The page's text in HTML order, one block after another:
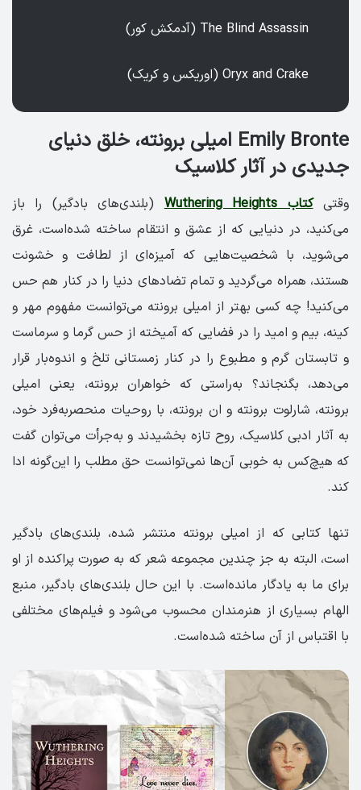
The Blind Assassin (آدمکش کور)
Oryx and Crake (اوریکس و کریک)
Emily Bronte امیلی برونته، خلق دنیای
جدیدی در آثار کلاسیک
وقتیکتاب Wuthering Heights
(بلندی‌های بادگیر) را باز
می‌کنید، در دنیایی که از عشق و انتقام ساخته شده‌است، غرق
می‌شوید، با شخصیت‌هایی که آمیزه‌ای از لطافت و خشونت
هستند، همراه می‌گردید و تمام تضادهای دنیا را در کنار هم حس
می‌کنید! چه کسی بهتر از امیلی برونته می‌توانست مفهوم مهر و
کینه، بیم و امید را در فضایی که آمیخته از حس گرما و سرماست
و تابستان گرم و مطبوع را در کنار زمستانی تلخ و اندوه‌بار قرار
می‌دهد، بگنجاند؟ به‌راستی که خواهران برونته، یعنی امیلی
برونته، شارلوت برونته و ان برونته، با روحیات منحصر‌به‌فرد خود،
به آثار ادبی کلاسیک، روح تازه بخشیدند و به‌جرأت می‌توان گفت
که هیچ‌کس به خوبی آن‌ها نمی‌توانست حق مطلب را این‌گونه ادا
کند.
تنها کتابی که از امیلی برونته منتشر شده، بلندی‌های بادگیر
است، البته به جز چندین مجموعه شعر که به صورت پراکنده از او
برای ما به یادگار مانده‌است. با این حال بلندی‌های بادگیر، منبع
الهام بسیاری از هنرمندان محسوب می‌شود و فیلم‌های مختلفی
با اقتباس از آن ساخته شده‌است.